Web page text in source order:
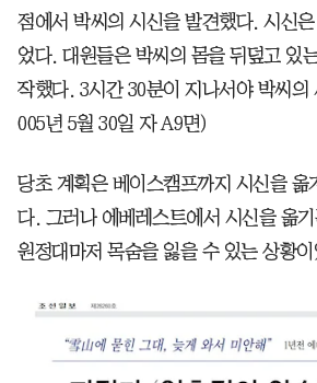
점에서 박씨의 시신을 발견했다. 시신
었다. 대원들은 박씨의 몸을 뒤덮고 있
작했다. 3시간 30분이 지나서야 박씨
005년 5월 30일 자 A9면)
당초 계획은 베이스캠프까지 시신을 옮
다. 그러나 에베레스트에서 시신을 옮
원정대마저 목숨을 잃을 수 있는 상황